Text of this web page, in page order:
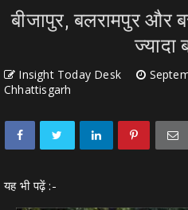
बीजापुर, बलरामपुर और
ज्यादा
Insight Today Desk
Chhattisgarh
यह भी पढ़ें :-